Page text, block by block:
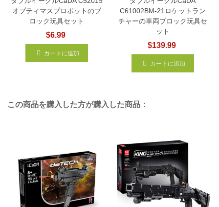
オプティマスプロボットのブ
ロック玩具セット
$6.99
カートに追加
C61002BM-21ロケットラン
チャーの車両ブロック玩具セ
ット
$139.99
カートに追加
この商品を購入した方が購入した商品：